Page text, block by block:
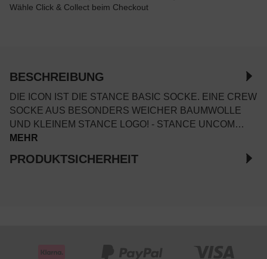
Wähle Click & Collect beim Checkout
BESCHREIBUNG
DIE ICON IST DIE STANCE BASIC SOCKE. EINE CREW
SOCKE AUS BESONDERS WEICHER BAUMWOLLE
UND KLEINEM STANCE LOGO! - STANCE UNCOM…
MEHR
PRODUKTSICHERHEIT